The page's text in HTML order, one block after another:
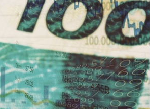
Ver todos Ver todos